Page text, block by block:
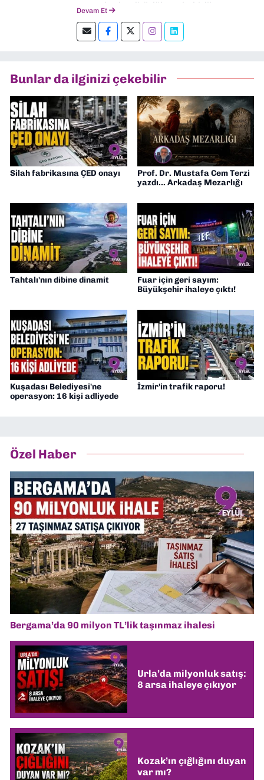
gazetelerde editörlük, muhabirlik yaptım.
editörlük yapıyorum.
Devam Et
Bunlar da ilginizi çekebilir
Silah fabrikasına ÇED onayı
Prof. Dr. Mustafa Cem Terzi
yazdı... Arkadaş Mezarlığı
Tahtalı'nın dibine dinamit
Fuar için geri sayım:
Büyükşehir ihaleye çıktı!
Kuşadası Belediyesi'ne
operasyon: 16 kişi adliyede
İzmir'in trafik raporu!
Özel Haber
Bergama’da 90 milyon TL’lik taşınmaz ihalesi
Urla’da milyonluk satış:
8 arsa ihaleye çıkıyor
Kozak’ın çığlığını duyan
var mı?